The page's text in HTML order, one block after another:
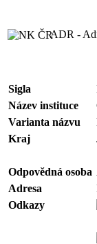
ADR -
Sigla
Název instituce
Varianta názvu
Kraj
Odpovědná osoba
Adresa
Odkazy